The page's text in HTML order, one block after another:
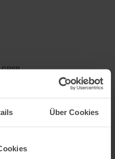
Über Cookies
support_de@salewa.com